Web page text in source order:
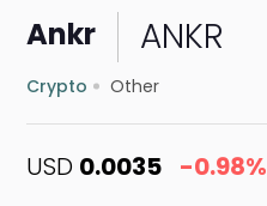
Ankr ANKR
Crypto Other
USD 0.0035 -0.98%